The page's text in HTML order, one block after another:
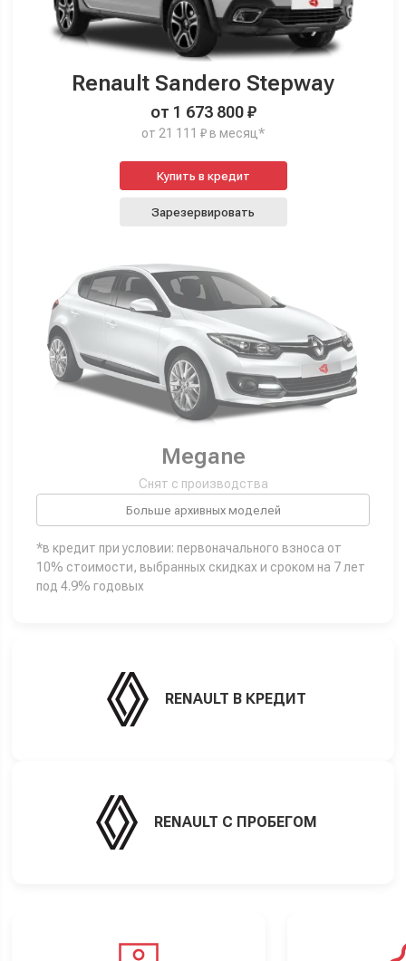
Renault Sandero Stepway
от 1 673 800 ₽
от 21 111 ₽ в месяц*
Купить в кредит
Зарезервировать
Megane
Снят с производства
Больше архивных моделей
*в кредит при условии: первоначального взноса от
10% стоимости, выбранных скидках и сроком на 7 лет
под 4.9% годовых
RENAULT В КРЕДИТ
RENAULT С ПРОБЕГОМ